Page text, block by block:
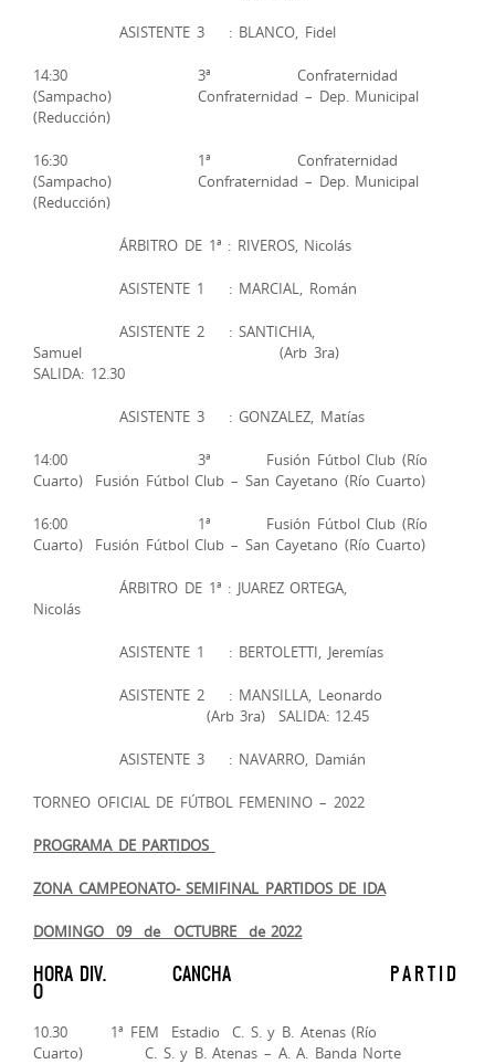
ASISTENTE 3 : BLANCO, Fidel
14:30 3ª Confraternidad
(Sampacho) Confraternidad – Dep. Municipal
(Reducción)
16:30 1ª Confraternidad
(Sampacho) Confraternidad – Dep. Municipal
(Reducción)
ÁRBITRO DE 1ª : RIVEROS, Nicolás
ASISTENTE 1 : MARCIAL, Román
ASISTENTE 2 : SANTICHIA,
Samuel (Arb 3ra)
SALIDA: 12.30
ASISTENTE 3 : GONZALEZ, Matías
14:00 3ª Fusión Fútbol Club (Río
Cuarto) Fusión Fútbol Club – San Cayetano (Río Cuarto)
16:00 1ª Fusión Fútbol Club (Río
Cuarto) Fusión Fútbol Club – San Cayetano (Río Cuarto)
ÁRBITRO DE 1ª : JUAREZ ORTEGA,
Nicolás
ASISTENTE 1 : BERTOLETTI, Jeremías
ASISTENTE 2 : MANSILLA, Leonardo
(Arb 3ra) SALIDA: 12.45
ASISTENTE 3 : NAVARRO, Damián
TORNEO OFICIAL DE FÚTBOL FEMENINO – 2022
PROGRAMA DE PARTIDOS ­­
ZONA CAMPEONATO- SEMIFINAL PARTIDOS DE IDA
DOMINGO 09 de OCTUBRE de 2022
HORA DIV. CANCHA P A R T I D
O
10.30 1ª FEM Estadio C. S. y B. Atenas (Río
Cuarto) C. S. y B. Atenas – A. A. Banda Norte